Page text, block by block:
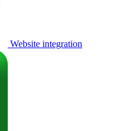
Website integration